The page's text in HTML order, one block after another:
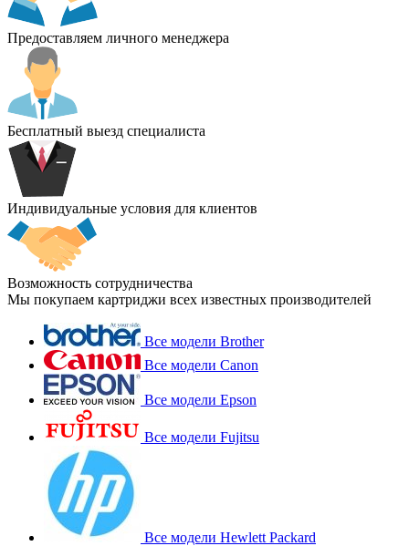
Предоставляем личного менеджера
Бесплатный выезд специалиста
Индивидуальные условия для клиентов
Возможность сотрудничества
Мы покупаем картриджи всех известных производителей
Все модели Brother
Все модели Canon
Все модели Epson
Все модели Fujitsu
Все модели Hewlett Packard